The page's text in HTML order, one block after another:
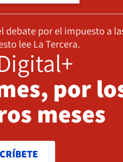
debate por el impuesto a
lee La Tercera.
por
meses